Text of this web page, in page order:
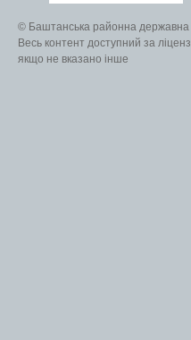
© Баштанська районна державна
Весь контент доступний за
якщо не вказано інше